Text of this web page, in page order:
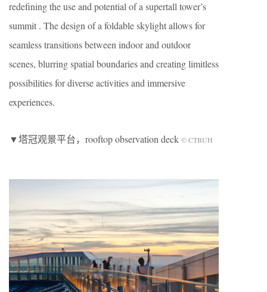
redefining the use and potential of a supertall tower’s
summit . The design of a foldable skylight allows for
seamless transitions between indoor and outdoor
scenes, blurring spatial boundaries and creating limitless
possibilities for diverse activities and immersive
experiences.
▼塔冠观景平台，rooftop observation deck © CTBUH